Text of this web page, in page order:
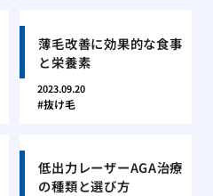
薄毛改善に効果的な食事
と栄養素
2023.09.20
抜け毛
低出力レーザーAGA治療
の種類と選び方